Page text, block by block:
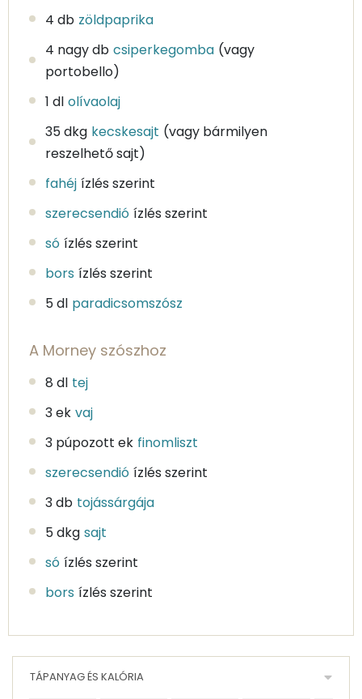
4 db zöldpaprika
4 nagy db csiperkegomba (vagy
portobello)
1 dl olívaolaj
35 dkg kecskesajt (vagy bármilyen
reszelhető sajt)
fahéj ízlés szerint
szerecsendió ízlés szerint
só ízlés szerint
bors ízlés szerint
5 dl paradicsomszósz
A Morney szószhoz
8 dl tej
3 ek vaj
3 púpozott ek finomliszt
szerecsendió ízlés szerint
3 db tojássárgája
5 dkg sajt
só ízlés szerint
bors ízlés szerint
TÁPANYAG ÉS KALÓRIA